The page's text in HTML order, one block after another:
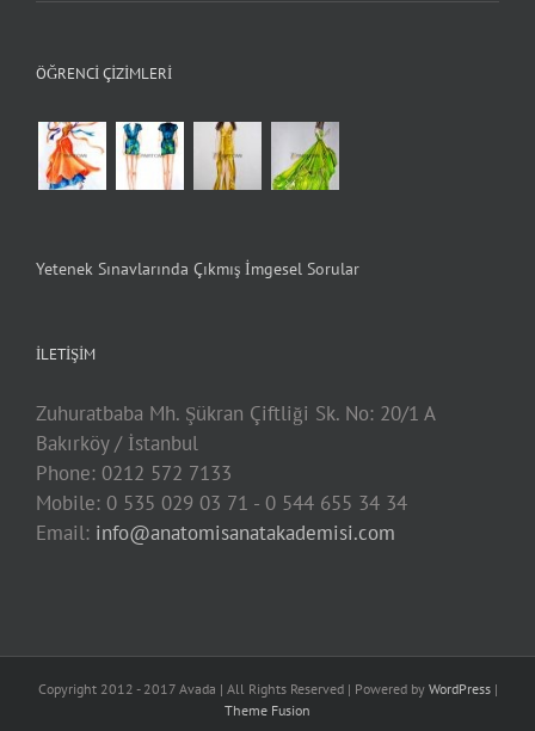
ÖĞRENCI ÇIZIMLERI
Yetenek Sınavlarında Çıkmış İmgesel Sorular
İLETIŞIM
Zuhuratbaba Mh. Şükran Çiftliği Sk. No: 20/1 A
Bakırköy / İstanbul
Phone: 0212 572 7133
Mobile: 0 535 029 03 71 - 0 544 655 34 34
Email: info@anatomisanatakademisi.com
Copyright 2012 - 2017 Avada | All Rights Reserved | Powered by WordPress|
Theme Fusion